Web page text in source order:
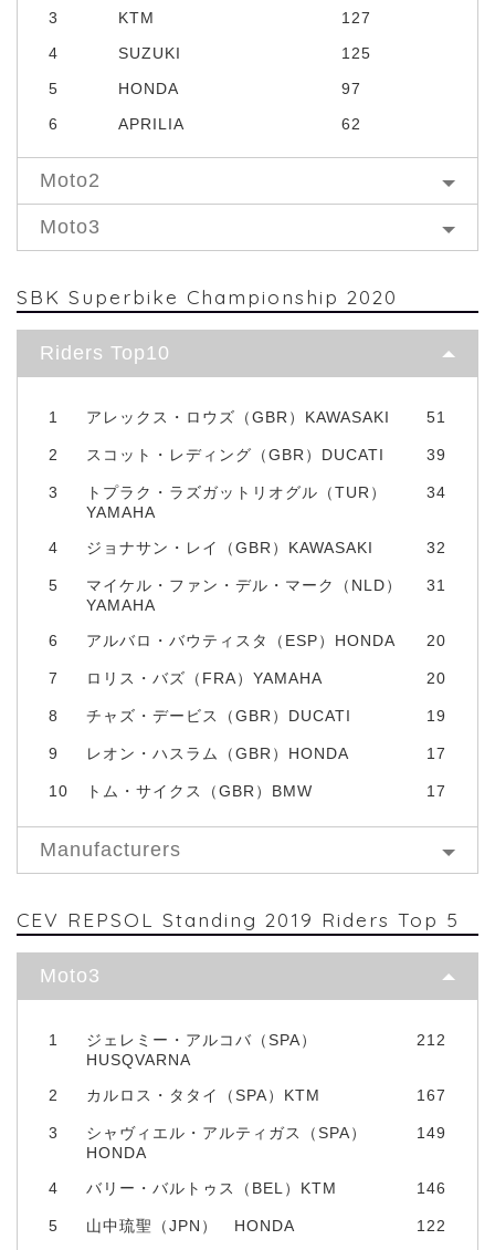
3
KTM
127
4
SUZUKI
125
5
HONDA
97
6
APRILIA 62
Moto2
Moto3
SBK Superbike Championship 2020
Riders Top10
1 アレックス・ロウズ（GBR）KAWASAKI 51
2 スコット・レディング（GBR）DUCATI 39
3
トプラク・ラズガットリオグル（TUR）
YAMAHA
34
4 ジョナサン・レイ（GBR）KAWASAKI 32
5
マイケル・ファン・デル・マーク（NLD）
YAMAHA
31
6 アルバロ・バウティスタ（ESP）HONDA 20
7 ロリス・バズ（FRA）YAMAHA 20
8 チャズ・デービス（GBR）DUCATI 19
9 レオン・ハスラム（GBR）HONDA 17
10 トム・サイクス（GBR）BMW 17
Manufacturers
CEV REPSOL Standing 2019 Riders Top 5
Moto3
1
ジェレミー・アルコバ（SPA）
HUSQVARNA
212
2 カルロス・タタイ（SPA）KTM 167
3
シャヴィエル・アルティガス（SPA）
HONDA
149
4 バリー・バルトゥス（BEL）KTM 146
5 山中琉聖（JPN） HONDA 122